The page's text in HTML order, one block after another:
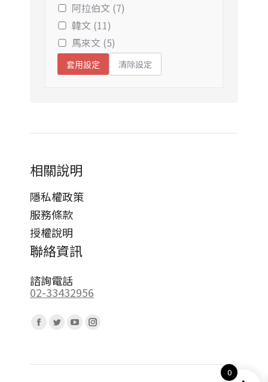
阿拉伯文 (7)
韓文 (11)
馬來文 (5)
套用設定 清除設定
相關說明
隱私權政策
服務條款
授權說明
聯絡資訊
諮詢電話
02-33432956
Facebook
opens
Twitter
opens
YouTube
opens
Instagram
opens
0